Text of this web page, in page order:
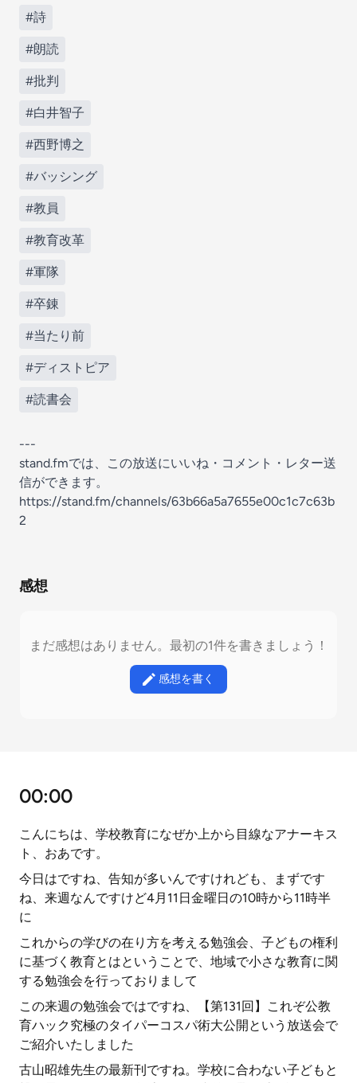
#詩
#朗読
#批判
#白井智子
#西野博之
#バッシング
#教員
#教育改革
#軍隊
#卒錬
#当たり前
#ディストピア
#読書会
---
stand.fmでは、この放送にいいね・コメント・レター送
信ができます。
https://stand.fm/channels/63b66a5a7655e00c1c7c63b
2
感想
まだ感想はありません。最初の1件を書きましょう！
感想を書く
00:00
こんにちは、学校教育になぜか上から目線なアナーキス
ト、おあです。
今日はですね、告知が多いんですけれども、まずです
ね、来週なんですけど4月11日金曜日の10時から11時半
に
これからの学びの在り方を考える勉強会、子どもの権利
に基づく教育とはということで、地域で小さな教育に関
する勉強会を行っておりまして
この来週の勉強会ではですね、【第131回】これぞ公教
育ハック究極のタイパーコスパ術大公開という放送会で
ご紹介いたしました
古山昭雄先生の最新刊ですね。学校に合わない子どもと